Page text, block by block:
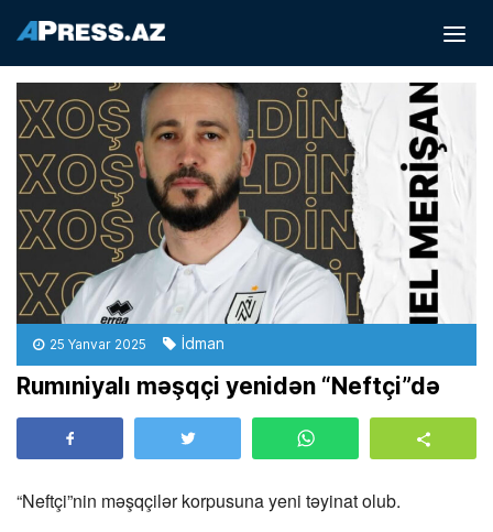
25 Yanvar 2025 İdman
Rumıniyalı məşqçi yenidən “Neftçi”də
“Neftçi”nin məşqçilər korpusuna yeni təyinat olub.